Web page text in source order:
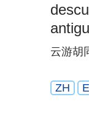
云游胡
ZH